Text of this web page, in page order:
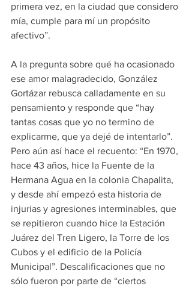
primera vez, en la ciudad que considero
mía, cumple para mí un propósito
afectivo”.
A la pregunta sobre qué ha ocasionado
ese amor malagradecido, González
Gortázar rebusca calladamente en su
pensamiento y responde que “hay
tantas cosas que yo no termino de
explicarme, que ya dejé de intentarlo”.
Pero aún así hace el recuento: “En 1970,
hace 43 años, hice la Fuente de la
Hermana Agua en la colonia Chapalita,
y desde ahí empezó esta historia de
injurias y agresiones interminables, que
se repitieron cuando hice la Estación
Juárez del Tren Ligero, la Torre de los
Cubos y el edificio de la Policía
Municipal”. Descalificaciones que no
sólo fueron por parte de “ciertos